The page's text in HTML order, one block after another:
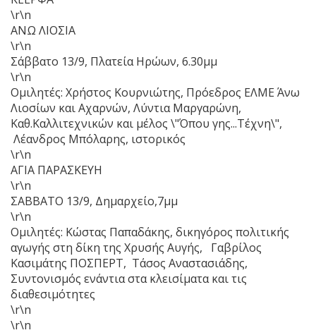
\r\n
ΑΝΩ ΛΙΟΣΙΑ
\r\n
Σάββατο 13/9, Πλατεία Ηρώων, 6.30μμ
\r\n
Ομιλητές: Χρήστος Κουρνιώτης, Πρόεδρος ΕΛΜΕ Άνω
Λιοσίων και Αχαρνών, Λύντια Μαργαρώνη,
Καθ.Καλλιτεχνικών και μέλος \"Όπου γης...Τέχνη\",
Λέανδρος Μπόλαρης, ιστορικός
\r\n
ΑΓΙΑ ΠΑΡΑΣΚΕΥΗ
\r\n
ΣΑΒΒΑΤΟ 13/9, Δημαρχείο,7μμ
\r\n
Ομιλητές: Κώστας Παπαδάκης, δικηγόρος πολιτικής
αγωγής στη δίκη της Χρυσής Αυγής, Γαβρίλος
Κασιμάτης ΠΟΣΠΕΡΤ, Τάσος Αναστασιάδης,
Συντονισμός ενάντια στα κλεισίματα και τις
διαθεσιμότητες
\r\n
\r\n